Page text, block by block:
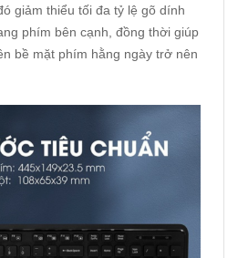
giảm thiểu tối đa tỷ lệ gõ dính
phím bên cạnh, đồng thời giúp
bề mặt phím hằng ngày trở nên